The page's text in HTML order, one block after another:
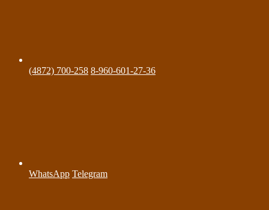
(4872) 700-258 8-960-601-27-36
WhatsApp Telegram